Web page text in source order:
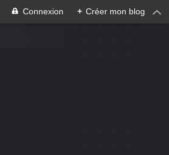
Connexion + Créer mon blog